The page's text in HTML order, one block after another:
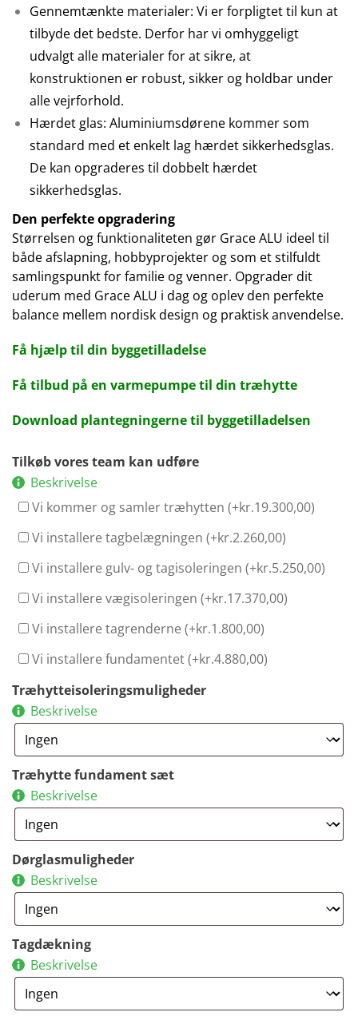
Gennemtænkte materialer: Vi er forpligtet til kun at
tilbyde det bedste. Derfor har vi omhyggeligt
udvalgt alle materialer for at sikre, at
konstruktionen er robust, sikker og holdbar under
alle vejrforhold.
Hærdet glas: Aluminiumsdørene kommer som
standard med et enkelt lag hærdet sikkerhedsglas.
De kan opgraderes til dobbelt hærdet
sikkerhedsglas.
Den perfekte opgradering
Størrelsen og funktionaliteten gør Grace ALU ideel til
både afslapning, hobbyprojekter og som et stilfuldt
samlingspunkt for familie og venner. Opgrader dit
uderum med Grace ALU i dag og oplev den perfekte
balance mellem nordisk design og praktisk anvendelse.
Få hjælp til din byggetilladelse
Få tilbud på en varmepumpe til din træhytte
Download plantegningerne til byggetilladelsen
Tilkøb vores team kan udføre
Beskrivelse
Vi kommer og samler træhytten (+kr.19.300,00)
Vi installere tagbelægningen (+kr.2.260,00)
Vi installere gulv- og tagisoleringen (+kr.5.250,00)
Vi installere vægisoleringen (+kr.17.370,00)
Vi installere tagrenderne (+kr.1.800,00)
Vi installere fundamentet (+kr.4.880,00)
Træhytteisoleringsmuligheder
Beskrivelse
Træhytte fundament sæt
Beskrivelse
Dørglasmuligheder
Beskrivelse
Tagdækning
Beskrivelse